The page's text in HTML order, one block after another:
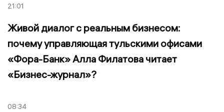
21:01
Живой диалог с реальным бизнесом:
почему управляющая тульскими офисами
«Фора-Банк» Алла Филатова читает
«Бизнес-журнал»?
08:34